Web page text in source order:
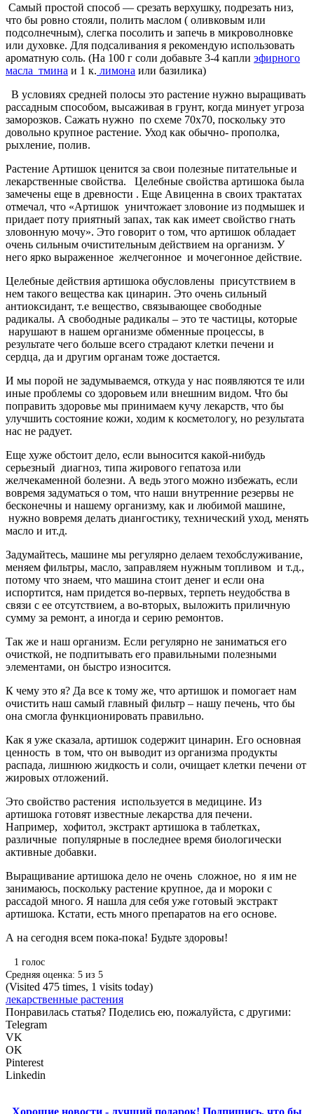
Самый простой способ — срезать верхушку, подрезать низ,
что бы ровно стояли, полить маслом ( оливковым или
подсолнечным), слегка посолить и запечь в микроволновке
или духовке. Для подсаливания я рекомендую использовать
ароматную соль. (На 100 г соли добавьте 3-4 капли эфирного
масла тмина и 1 к. лимона или базилика)
В условиях средней полосы это растение нужно выращивать
рассадным способом, высаживая в грунт, когда минует угроза
заморозков. Сажать нужно по схеме 70х70, поскольку это
довольно крупное растение. Уход как обычно- прополка,
рыхление, полив.
Растение Артишок ценится за свои полезные питательные и
лекарственные свойства. Целебные свойства артишока была
замечены еще в древности . Еще Авиценна в своих трактатах
отмечал, что «Артишок уничтожает зловоние из подмышек и
придает поту приятный запах, так как имеет свойство гнать
зловонную мочу». Это говорит о том, что артишок обладает
очень сильным очистительным действием на организм. У
него ярко выраженное желчегонное и мочегонное действие.
Целебные действия артишока обусловлены присутствием в
нем такого вещества как цинарин. Это очень сильный
антиоксидант, т.е вещество, связывающее свободные
радикалы. А свободные радикалы – это те частицы, которые
нарушают в нашем организме обменные процессы, в
результате чего больше всего страдают клетки печени и
сердца, да и другим органам тоже достается.
И мы порой не задумываемся, откуда у нас появляются те или
иные проблемы со здоровьем или внешним видом. Что бы
поправить здоровье мы принимаем кучу лекарств, что бы
улучшить состояние кожи, ходим к косметологу, но результата
нас не радует.
Еще хуже обстоит дело, если выносится какой-нибудь
серьезный диагноз, типа жирового гепатоза или
желчекаменной болезни. А ведь этого можно избежать, если
вовремя задуматься о том, что наши внутренние резервы не
бесконечны и нашему организму, как и любимой машине,
нужно вовремя делать диангостику, технический уход, менять
масло и ит.д.
Задумайтесь, машине мы регулярно делаем техобслуживание,
меняем фильтры, масло, заправляем нужным топливом и т.д.,
потому что знаем, что машина стоит денег и если она
испортится, нам придется во-первых, терпеть неудобства в
связи с ее отсутствием, а во-вторых, выложить приличную
сумму за ремонт, а иногда и серию ремонтов.
Так же и наш организм. Если регулярно не заниматься его
очисткой, не подпитывать его правильными полезными
элементами, он быстро износится.
К чему это я? Да все к тому же, что артишок и помогает нам
очистить наш самый главный фильтр – нашу печень, что бы
она смогла функционировать правильно.
Как я уже сказала, артишок содержит цинарин. Его основная
ценность в том, что он выводит из организма продукты
распада, лишнюю жидкость и соли, очищает клетки печени от
жировых отложений.
Это свойство растения используется в медицине. Из
артишока готовят известные лекарства для печени.
Например, хофитол, экстракт артишока в таблетках,
различные популярные в последнее время биологически
активные добавки.
Выращивание артишока дело не очень сложное, но я им не
занимаюсь, поскольку растение крупное, да и мороки с
рассадой много. Я нашла для себя уже готовый экстракт
артишока. Кстати, есть много препаратов на его основе.
А на сегодня всем пока-пока! Будьте здоровы!
1 голос
Средняя оценка: 5 из 5
(Visited 475 times, 1 visits today)
лекарственные растения
Понравилась статья? Поделись ею, пожалуйста, с другими:
Telegram
VK
OK
Pinterest
Linkedin
Хорошие новости - лучший подарок! Подпишись, что бы